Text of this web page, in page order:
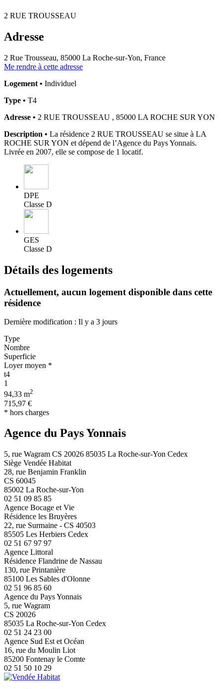
2 RUE TROUSSEAU
Adresse
2 Rue Trousseau, 85000 La Roche-sur-Yon, France
Me rendre à cette adresse
Logement • Individuel
Type • T4
Adresse • 2 RUE TROUSSEAU , 85000 LA ROCHE SUR YON
Description • La résidence 2 RUE TROUSSEAU se situe à LA
ROCHE SUR YON et dépend de l’Agence du Pays Yonnais.
Livrée en 2007, elle se compose de 1 locatif.
DPE
Classe D
GES
Classe D
Détails des logements
Actuellement, aucun logement disponible dans cette
résidence
Dernière modification : Il y a 3 jours
Type
Nombre
Superficie
Loyer moyen *
t4
1
94,33 m2
715,97 €
* hors charges
Agence du Pays Yonnais
5, rue Wagram CS 20026 85035 La Roche-sur-Yon Cedex
Siège Vendée Habitat
28, rue Benjamin Franklin
CS 60045
85002 La Roche-sur-Yon
02 51 09 85 85
Agence Bocage et Vie
Résidence les Bruyères
22, rue Surmaine - CS 40503
85505 Les Herbiers Cedex
02 51 67 97 97
Agence Littoral
Résidence Flandrine de Nassau
130, rue Printanière
85100 Les Sables d'Olonne
02 51 96 85 60
Agence du Pays Yonnais
5, rue Wagram
CS 20026
85035 La Roche-sur-Yon Cedex
02 51 24 23 00
Agence Sud Est et Océan
16, rue du Moulin Liot
85200 Fontenay le Comte
02 51 50 10 29